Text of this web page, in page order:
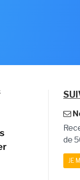
de
JE